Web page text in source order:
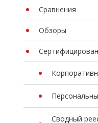
Сравнения
Обзоры
Сводный